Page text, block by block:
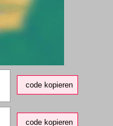
code kopieren
code kopieren